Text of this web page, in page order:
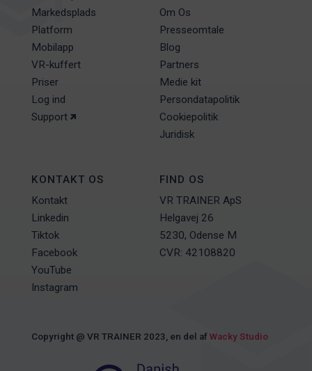
Markedsplads
Platform
Mobilapp
VR-kuffert
Priser
Log ind
Support
Om Os
Presseomtale
Blog
Partners
Medie kit
Persondatapolitik
Cookiepolitik
Juridisk
KONTAKT OS
Kontakt
Linkedin
Tiktok
Facebook
YouTube
Instagram
FIND OS
VR TRAINER ApS
Helgavej 26
5230, Odense M
CVR: 42108820
Copyright @ VR TRAINER 2023, en del af Wacky Studio